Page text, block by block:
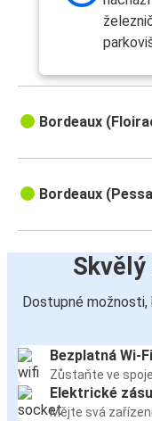
Bordeaux
Bordeaux
Skvělý
Dostupné
Bezplatná Wi-Fi
Zůstaňte ve
Elektrické
Mějte svá